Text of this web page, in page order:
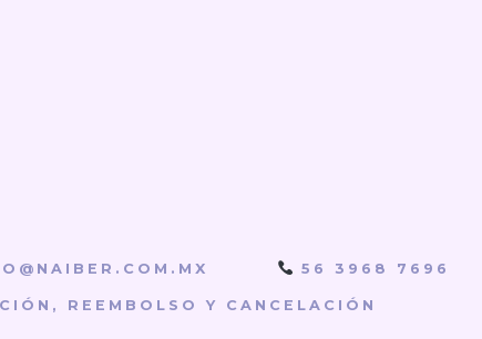
56 3968 7696
REEMBOLSO Y CANCELACIÓN